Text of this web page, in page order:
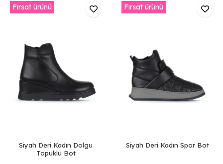
Fırsat ürünü
Siyah Deri Kadın Dolgu
Topuklu Bot
Fırsat ürünü
Siyah Deri Kadın Spor Bot